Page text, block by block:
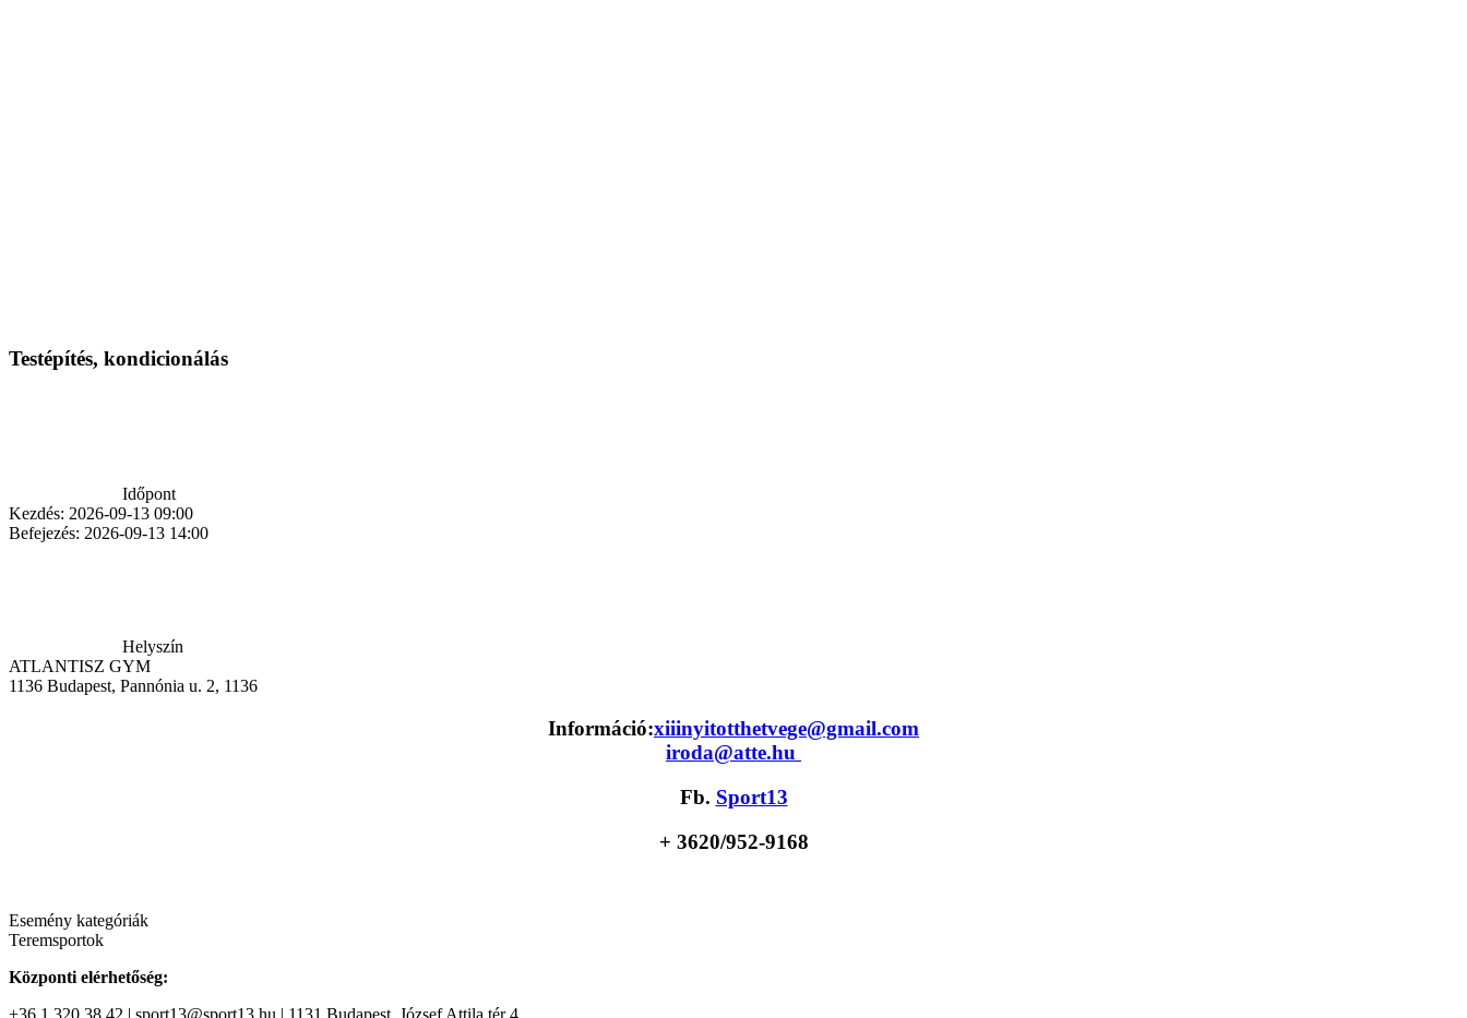
Testépítés, kondicionálás
Időpont
Kezdés: 2026-09-13 09:00
Befejezés: 2026-09-13 14:00
Helyszín
ATLANTISZ GYM
1136 Budapest, Pannónia u. 2, 1136
Információ:xiiinyitotthetvege@gmail.com
iroda@atte.hu
Fb. Sport13
+ 3620/952-9168
Esemény kategóriák
Teremsportok
Központi elérhetőség: